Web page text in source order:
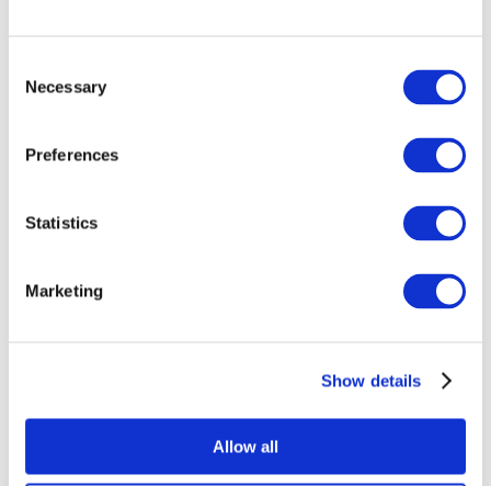
Selection
Necessary
Preferences
Statistics
Marketing
Show details
Allow all
Összes
Concertos